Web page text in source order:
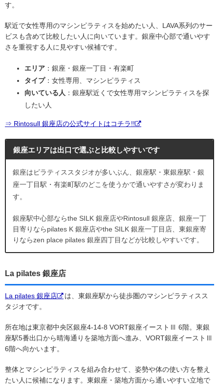
す。
駅近で女性専用のマシンピラティスを始めたい人、LAVA系列のサー
ビスも含めて比較したい人に向いています。銀座中心部で通いやす
さを重視する人に見やすい候補です。
エリア ：銀座・銀座一丁目・有楽町
タイプ：女性専用、マシンピラティス
向いている人 ：銀座駅近くで女性専用マシンピラティスを探
したい人
⇒ Rintosull 銀座店の公式サイトはコチラ!!
銀座エリアは出口で選ぶと比較しやすいです
銀座はピラティススタジオが多いぶん、銀座駅・東銀座駅・銀
座一丁目駅・有楽町駅のどこを使うかで通いやすさが変わりま
す。
銀座駅中心部ならthe SILK 銀座店やRintosull 銀座店、銀座一丁
目寄りならpilates K 銀座店やthe SILK 銀座一丁目店、東銀座寄
りならzen place pilates 銀座四丁目などが比較しやすいです。
La pilates 銀座店
La pilates 銀座店
は、東銀座駅から徒歩圏のマシンピラティスス
タジオです。
所在地は東京都中央区銀座4-14-8 VORT銀座イーストⅢ 6階。東銀
座駅5番出口から晴海通りを築地方面へ進み、VORT銀座イーストⅢ
6階へ向かいます。
整体とマシンピラティスを組み合わせて、姿勢や体の使い方を整え
たい人に候補になります。東銀座・築地方面から通いやすい立地で